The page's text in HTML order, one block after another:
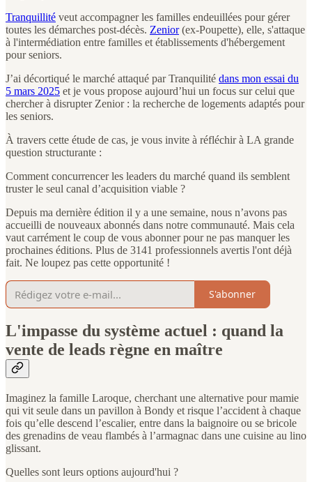
Tranquillité veut accompagner les familles endeuillées pour gérer
toutes les démarches post-décès. Zenior(ex-Poupette), elle, s'attaque
à l'intermédiation entre familles et établissements d'hébergement
pour seniors.
J’ai décortiqué le marché attaqué par Tranquilité dans mon essai du
5 mars 2025 et je vous propose aujourd’hui un focus sur celui que
chercher à disrupter Zenior : la recherche de logements adaptés pour
les seniors.
À travers cette étude de cas, je vous invite à réfléchir à LA grande
question structurante :
Comment concurrencer les leaders du marché quand ils semblent
truster le seul canal d’acquisition viable ?
Depuis ma dernière édition il y a une semaine, nous n’avons pas
accueilli de nouveaux abonnés dans notre communauté. Mais cela
vaut carrément le coup de vous abonner pour ne pas manquer les
prochaines éditions. Plus de 3141 professionnels avertis l'ont déjà
fait. Ne loupez pas cette opportunité !
S'abonner
L'impasse du système actuel : quand la
vente de leads règne en maître
Imaginez la famille Laroque, cherchant une alternative pour mamie
qui vit seule dans un pavillon à Bondy et risque l’accident à chaque
fois qu’elle descend l’escalier, entre dans la baignoire ou se bricole
des grenadins de veau flambés à l’armagnac dans une cuisine au lino
glissant.
Quelles sont leurs options aujourd'hui ?